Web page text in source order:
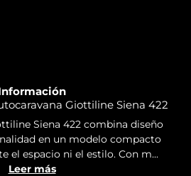
Giottiline Siena 422
Siena 422 combina diseño
en un modelo compacto
el espacio ni el estilo. Con m...
Leer más